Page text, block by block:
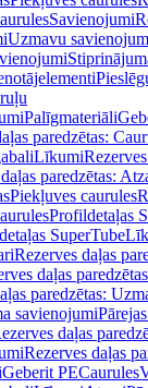
Savienojumi
Uzmavu
Palīgmateriāli
paredzētas:
Līkumi
paredzētas:
Piekļuves caurules
Profildetaļas
SuperTube
Rezerves daļas
daļas
paredzētas:
savienojumi
daļas
Rezerves daļas
Geberit PECaurules